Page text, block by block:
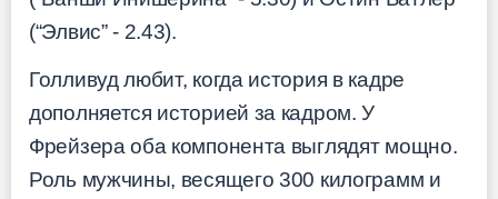
(“Элвис” - 2.43).
Голливуд любит, когда история в кадре
дополняется историей за кадром. У
Фрейзера оба компонента выглядят мощно.
Роль мужчины, весящего 300 килограмм и